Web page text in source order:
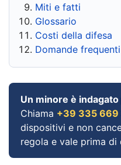
Miti e fatti
Glossario
Costi della difesa
Domande frequenti
Un minore è
Chiama +39 335
dispositivi e non
regola e vale prima di